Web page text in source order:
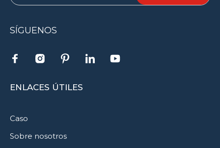
SÍGUENOS
ENLACES ÚTILES
Caso
Sobre nosotros